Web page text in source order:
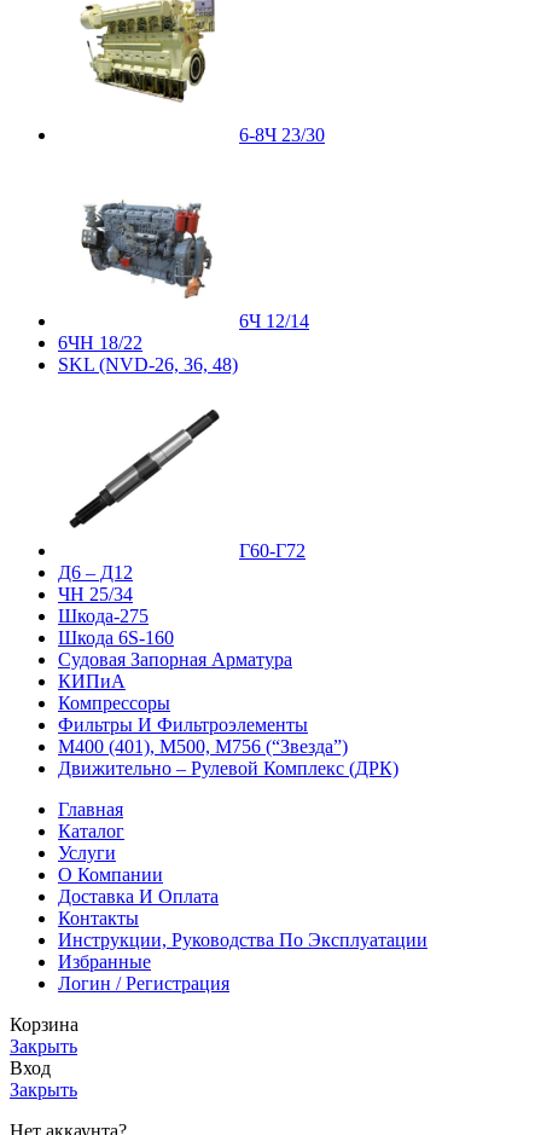
6-8Ч 23/30
6Ч 12/14
6ЧН 18/22
SKL (NVD-26, 36, 48)
Г60-Г72
Д6 – Д12
ЧН 25/34
Шкода-275
Шкода 6S-160
Судовая Запорная Арматура
КИПиА
Компрессоры
Фильтры И Фильтроэлементы
М400 (401), М500, М756 (“Звезда”)
Движительно – Рулевой Комплекс (ДРК)
Главная
Каталог
Услуги
О Компании
Доставка И Оплата
Контакты
Инструкции, Руководства По Эксплуатации
Избранные
Логин / Регистрация
Корзина
Закрыть
Вход
Закрыть